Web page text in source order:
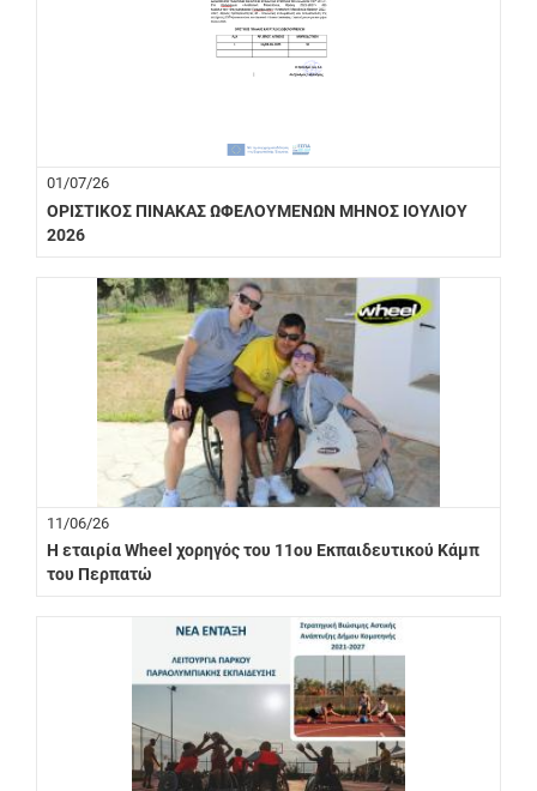
01/07/26
ΟΡΙΣΤΙΚΟΣ ΠΙΝΑΚΑΣ ΩΦΕΛΟΥΜΕΝΩΝ ΜΗΝΟΣ ΙΟΥΛΙΟΥ
2026
11/06/26
Η εταιρία Wheel χορηγός του 11ου Εκπαιδευτικού Κάμπ
του Περπατώ